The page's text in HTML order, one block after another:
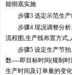
能彻底实施
步骤3 选定示范生产
步骤4 现况调整分析
流程图,生产线布置方式
步骤5 设定生产节拍
数----即目标时间(规制
生产时间及订单量的变